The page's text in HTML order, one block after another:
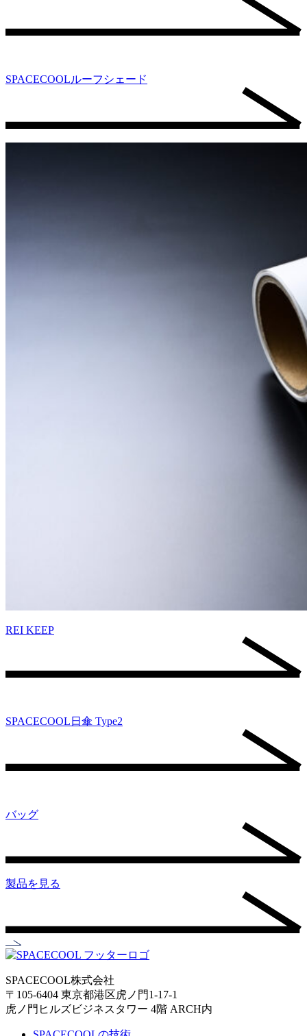
SPACECOOLルーフシェード
REI KEEP
SPACECOOL日傘 Type2
バッグ
製品を見る
SPACECOOL株式会社
〒105-6404 東京都港区虎ノ門1-17-1
虎ノ門ヒルズビジネスタワー 4階 ARCH内